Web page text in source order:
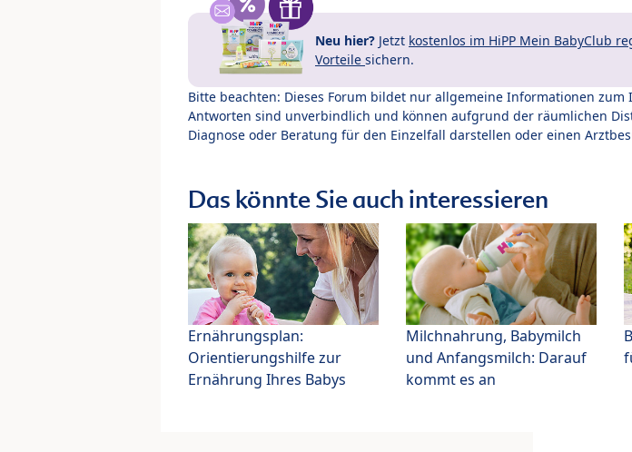
Neu hier? Jetzt kostenlos im HiPP Mein BabyClub
Vorteile sichern.
Bitte beachten: Dieses Forum bildet nur allgemeine Informationen zum
Antworten sind unverbindlich und können aufgrund der räumlichen
Diagnose oder Beratung für den Einzelfall darstellen oder einen
Das könnte Sie auch interessieren
Ernährungsplan:
Orientierungshilfe zur
Ernährung Ihres Babys
Milchnahrung, Babymilch
und Anfangsmilch: Darauf
kommt es an